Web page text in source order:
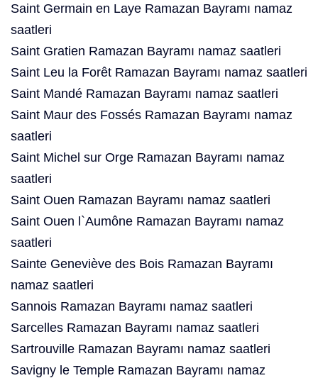
Saint Germain en Laye Ramazan Bayramı namaz
saatleri
Saint Gratien Ramazan Bayramı namaz saatleri
Saint Leu la Forêt Ramazan Bayramı namaz saatleri
Saint Mandé Ramazan Bayramı namaz saatleri
Saint Maur des Fossés Ramazan Bayramı namaz
saatleri
Saint Michel sur Orge Ramazan Bayramı namaz
saatleri
Saint Ouen Ramazan Bayramı namaz saatleri
Saint Ouen l`Aumône Ramazan Bayramı namaz
saatleri
Sainte Geneviève des Bois Ramazan Bayramı
namaz saatleri
Sannois Ramazan Bayramı namaz saatleri
Sarcelles Ramazan Bayramı namaz saatleri
Sartrouville Ramazan Bayramı namaz saatleri
Savigny le Temple Ramazan Bayramı namaz